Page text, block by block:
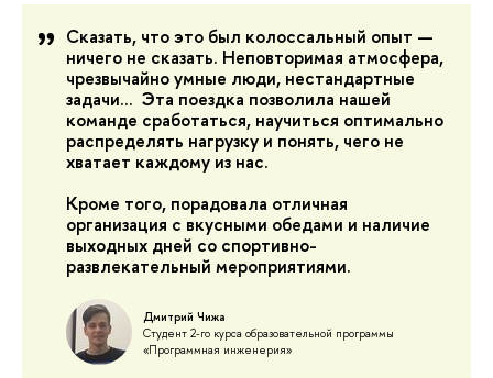
Сказать, что это был колоссальный опыт —
ничего не сказать. Неповторимая атмосфера,
чрезвычайно умные люди, нестандартные
задачи... Эта поездка позволила нашей
команде сработаться, научиться оптимально
распределять нагрузку и понять, чего не
хватает каждому из нас.
Кроме того, порадовала отличная
организация с вкусными обедами и наличие
выходных дней со спортивно-
развлекательный мероприятиями.
Дмитрий Чижа
Студент 2-го курса образовательной программы
«Программная инженерия»